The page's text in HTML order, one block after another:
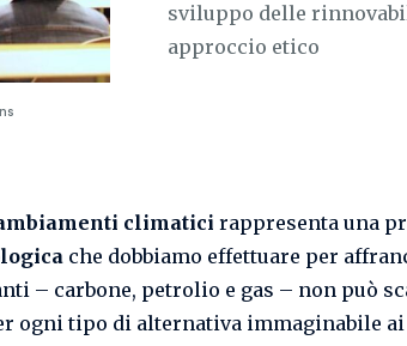
sviluppo delle
approccio etico
climatici rappresenta una
che dobbiamo effettuare per
– carbone, petrolio e gas – non può
ogni tipo di alternativa immaginabile ai